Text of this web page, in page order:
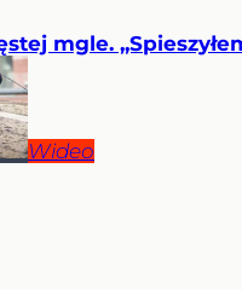
mgle.
Wideo